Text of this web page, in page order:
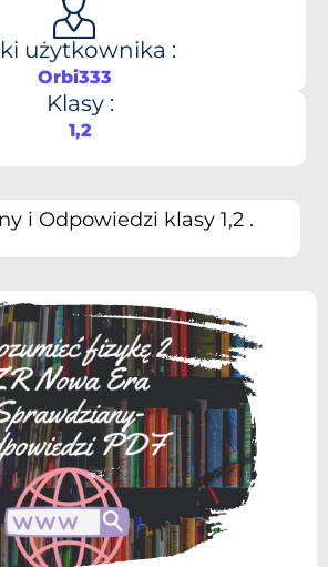
użytkownika :
Orbi333
Klasy :
1,2
i Odpowiedzi klasy 1,2 .